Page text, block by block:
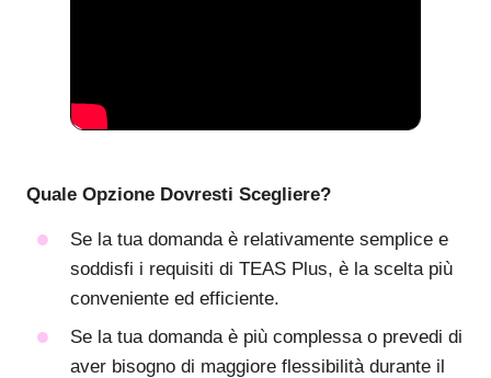
Quale Opzione Dovresti Scegliere?
Se la tua domanda è relativamente semplice e
soddisfi i requisiti di TEAS Plus, è la scelta più
conveniente ed efficiente.
Se la tua domanda è più complessa o prevedi di
aver bisogno di maggiore flessibilità durante il